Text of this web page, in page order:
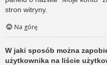
stron witryny.
Na górę
W jaki sposób można
użytkownika na liście